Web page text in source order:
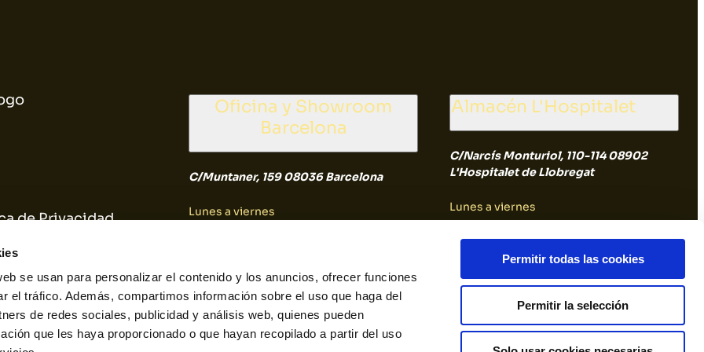
se usan para personalizar el contenido y los anuncios, ofrecer funciones
el tráfico. Además, compartimos información sobre el uso que haga del
de redes sociales, publicidad y análisis web, quienes pueden
que les haya proporcionado o que hayan recopilado a partir del uso
Permitir todas las cookies
Permitir la selección
de Privacidad
de Cookies
Oficina y Showroom
Barcelona
C/Muntaner, 159 08036 Barcelona
Lunes a viernes
Sábado y Domingo
Cerrado
Almacén L'Hospitalet
C/Narcís Monturiol, 110-114 08902
L'Hospitalet de Llobregat
Lunes a viernes
8:00 a 14:30
Sábado y Domingo
Cerrado